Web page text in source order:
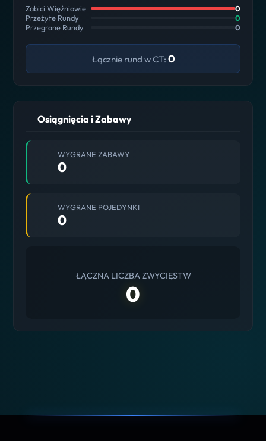
Zabici Więźniowie
0
Przeżyte Rundy
0
Przegrane Rundy
0
Łącznie rund w CT: 0
Osiągnięcia i Zabawy
WYGRANE ZABAWY
0
WYGRANE POJEDYNKI
0
ŁĄCZNA LICZBA ZWYCIĘSTW
0